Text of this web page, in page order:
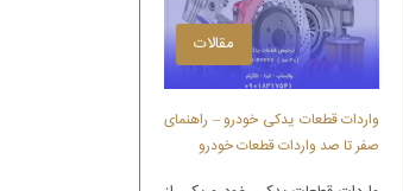
مقالات
واردات قطعات یدکی خودرو – راهنمای
صفر تا صد واردات قطعات خودرو